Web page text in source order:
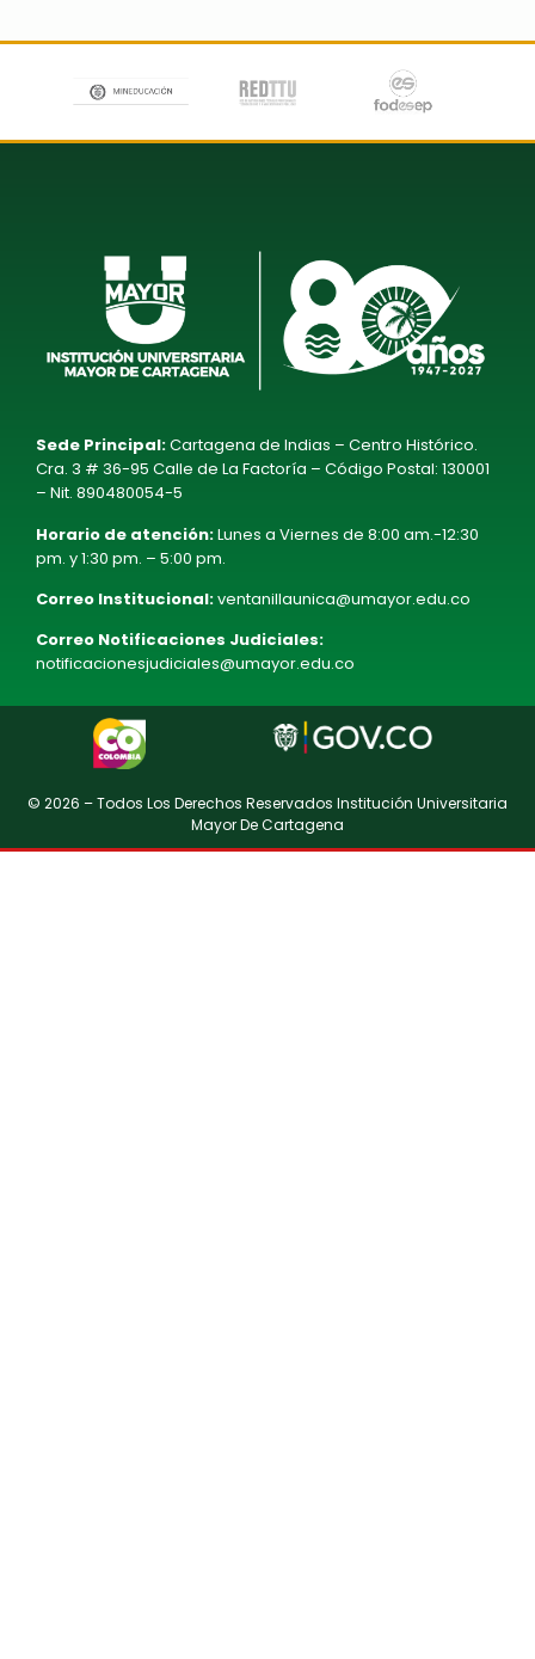
Sede Principal:Cartagena de Indias – Centro Histórico.
Cra. 3 # 36-95 Calle de La Factoría – Código Postal: 130001
– Nit. 890480054-5
Horario de atención:Lunes a Viernes de 8:00 am.-12:30
pm. y 1:30 pm. – 5:00 pm.
Correo Institucional:ventanillaunica@umayor.edu.co
Correo Notificaciones Judiciales:
notificacionesjudiciales@umayor.edu.co
© 2026 – Todos Los Derechos Reservados Institución Universitaria
Mayor De Cartagena